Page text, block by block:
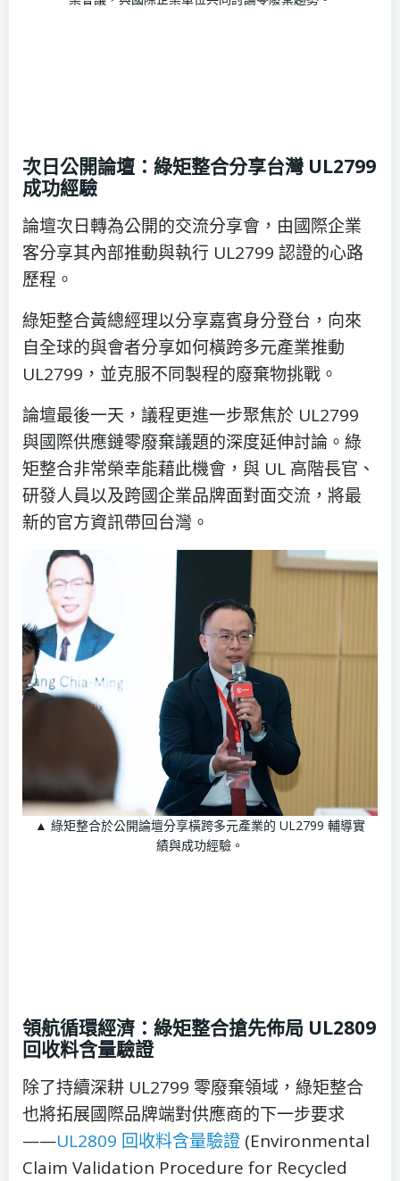
次日公開論壇：綠矩整合分享台灣 UL2799
成功經驗
論壇次日轉為公開的交流分享會，由國際企業
客分享其內部推動與執行 UL2799 認證的心路
歷程。
綠矩整合黃總經理以分享嘉賓身分登台，向來
自全球的與會者分享如何橫跨多元產業推動
UL2799，並克服不同製程的廢棄物挑戰。
論壇最後一天，議程更進一步聚焦於 UL2799
與國際供應鏈零廢棄議題的深度延伸討論。綠
矩整合非常榮幸能藉此機會，與 UL 高階長官、
研發人員以及跨國企業品牌面對面交流，將最
新的官方資訊帶回台灣。
▲ 綠矩整合於公開論壇分享橫跨多元產業的 UL2799 輔導實
績與成功經驗。
領航循環經濟：綠矩整合搶先佈局 UL2809
回收料含量驗證
除了持續深耕 UL2799 零廢棄領域，綠矩整合
也將拓展國際品牌端對供應商的下一步要求
——UL2809 回收料含量驗證 (Environmental
Claim Validation Procedure for Recycled